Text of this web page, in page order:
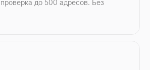
до 500 адресов. Без